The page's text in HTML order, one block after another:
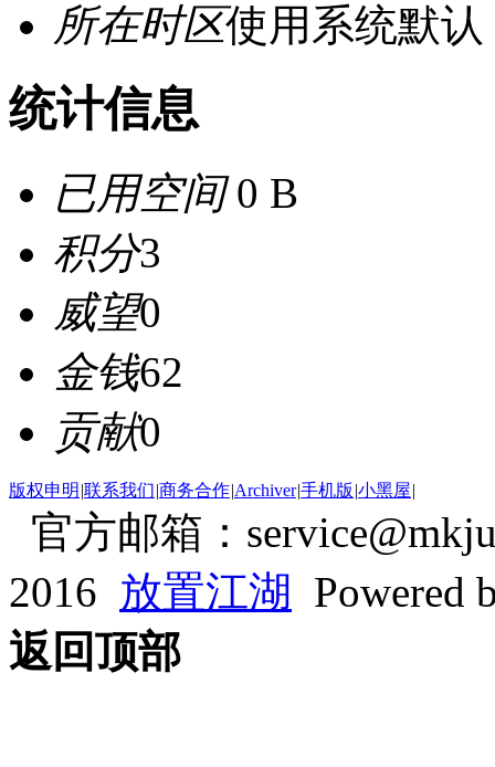
所在时区使用系统默认
统计信息
已用空间0 B
积分3
威望0
金钱62
贡献0
版权申明 |联系我们|商务合作|Archiver|手机版 |小黑屋|
官方邮箱：
2016 放置江湖
Powered
返回顶部